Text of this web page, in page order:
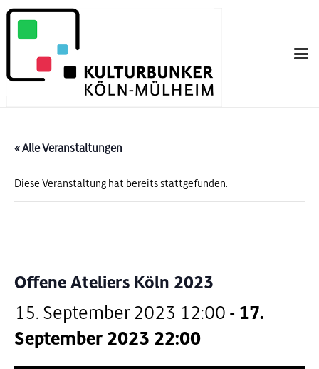
« Alle Veranstaltungen
Diese Veranstaltung hat bereits stattgefunden.
Offene Ateliers Köln 2023
15. September 2023 12:00 - 17.
September 2023 22:00